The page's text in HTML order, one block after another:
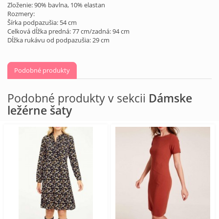
Zloženie: 90% bavlna, 10% elastan
Rozmery:
Šírka podpazušia: 54 cm
Celková dĺžka predná: 77 cm/zadná: 94 cm
Dĺžka rukávu od podpazušia: 29 cm
Podobné produkty
Podobné produkty v sekcii Dámske
ležérne šaty